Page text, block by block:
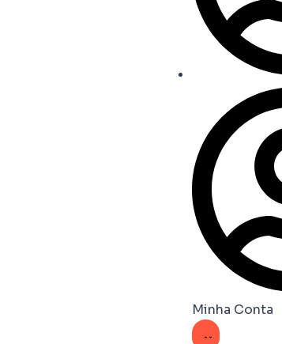
Minha Conta